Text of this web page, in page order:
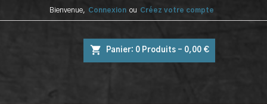
Bienvenue, Connexion ou Créez votre compte
shopping_cart Panier: 0 Produits - 0,00 €